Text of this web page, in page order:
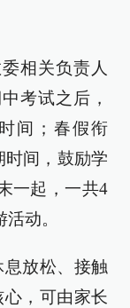
相关负责人
考试之后，
间；春假衔
时间，鼓励学
一起，一共4
动。
放松、接触
，可由家长